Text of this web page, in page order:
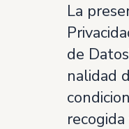
La
de
nalidad